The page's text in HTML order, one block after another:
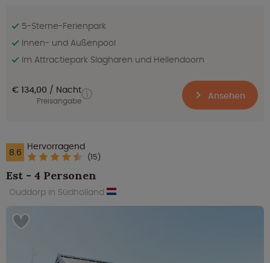
5-Sterne-Ferienpark
Innen- und Außenpool
Im Attractiepark Slagharen und Hellendoorn
€ 134,00 Nacht
Preisangabe Ansehen
8.6 Hervorragend
(15)
Est - 4 Personen
Ouddorp in Südholland